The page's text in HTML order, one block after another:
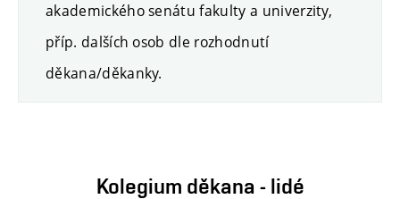
akademického senátu fakulty a univerzity,
příp. dalších osob dle rozhodnutí
děkana/děkanky.
Kolegium děkana - lidé